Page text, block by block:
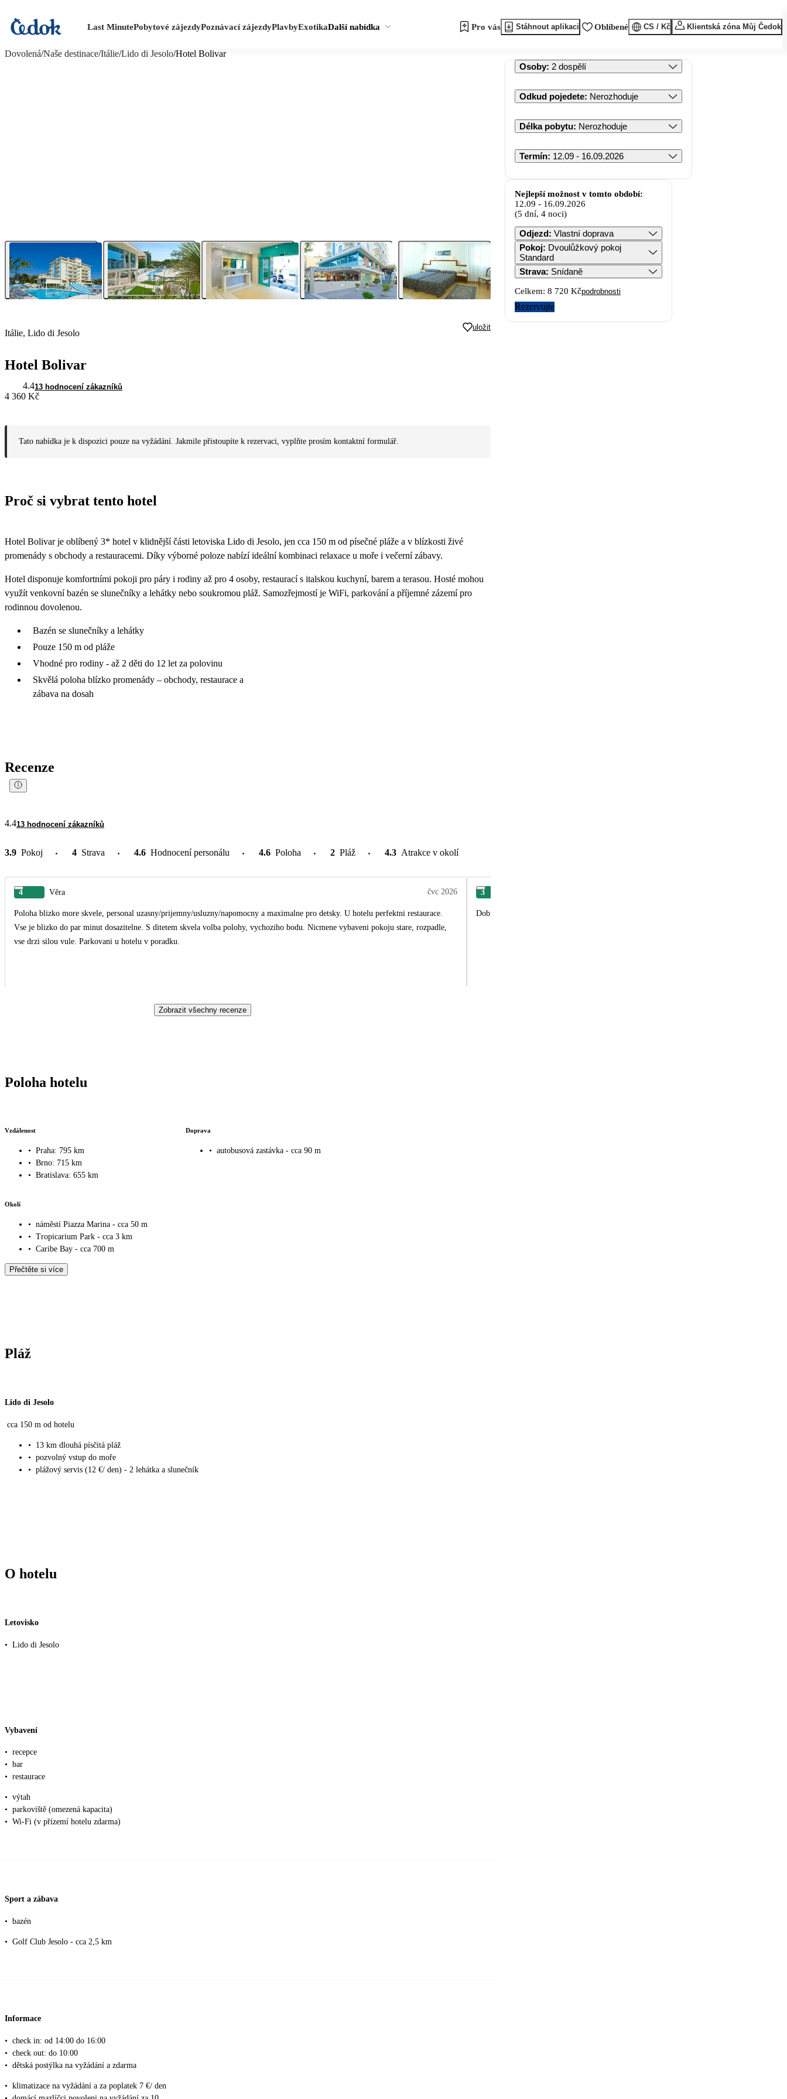
Last MinutePobytové zájezdyPoznávací zájezdyPlavbyExotikaDalší nabídka Pro vás Stáhnout aplikaci Oblíbené CS / Kč Klientská zóna Můj Čedok
Dovolená/Naše destinace/Itálie/Lido di Jesolo/Hotel Bolivar
Itálie, Lido di Jesolo
uložit
Hotel Bolivar
4.413 hodnocení zákazníků
4 360 Kč
Tato nabídka je k dispozici pouze na vyžádání. Jakmile přistoupíte k rezervaci, vyplňte prosím kontaktní formulář.
Proč si vybrat tento hotel
Hotel Bolivar je oblíbený 3* hotel v klidnější části letoviska Lido di Jesolo, jen cca 150 m od písečné pláže a v blízkosti živé
promenády s obchody a restauracemi. Díky výborné poloze nabízí ideální kombinaci relaxace u moře i večerní zábavy.
Hotel disponuje komfortními pokoji pro páry i rodiny až pro 4 osoby, restaurací s italskou kuchyní, barem a terasou. Hosté mohou
využít venkovní bazén se slunečníky a lehátky nebo soukromou pláž. Samozřejmostí je WiFi, parkování a příjemné zázemí pro
rodinnou dovolenou.
Bazén se slunečníky a lehátky
Pouze 150 m od pláže
Vhodné pro rodiny - až 2 děti do 12 let za polovinu
Skvělá poloha blízko promenády – obchody, restaurace a
zábava na dosah
Recenze
4.413 hodnocení zákazníků
3.9 Pokoj 4 Strava 4.6 Hodnocení personálu 4.6 Poloha 2 Pláž 4.3 Atrakce v okolí
4 Věra čvc 2026
Poloha blizko more skvele, personal uzasny/prijemny/usluzny/napomocny a maximalne pro detsky. U hotelu perfektni restaurace.
Vse je blizko do par minut dosazitelne. S ditetem skvela volba polohy, vychoziho bodu. Nicmene vybaveni pokoju stare, rozpadle,
vse drzi silou vule. Parkovani u hotelu v poradku.
3
Dobrý
Zobrazit všechny recenze
Poloha hotelu
Vzdálenost
• Praha: 795 km
• Brno: 715 km
• Bratislava: 655 km
Doprava
• autobusová zastávka - cca 90 m
Okolí
• náměstí Piazza Marina - cca 50 m
• Tropicarium Park - cca 3 km
• Caribe Bay - cca 700 m
Přečtěte si více
Pláž
Lido di Jesolo
cca 150 m od hotelu
•
13 km dlouhá písčitá pláž
• pozvolný vstup do moře
• plážový servis (12 €/ den) - 2 lehátka a slunečník
O hotelu
Letovisko
• Lido di Jesolo
Vybavení
• recepce
• bar
• restaurace
• výtah
• parkoviště (omezená kapacita)
• Wi-Fi (v přízemí hotelu zdarma)
Sport a zábava
• bazén
• Golf Club Jesolo - cca 2,5 km
Informace
• check in: od 14:00 do 16:00
• check out: do 10:00
• dětská postýlka na vyžádání a zdarma
• klimatizace na vyžádání a za poplatek 7 €/ den
Osoby: 2 dospělí
Odkud pojedete: Nerozhoduje
Délka pobytu: Nerozhoduje
Termín: 12.09 - 16.09.2026
Nejlepší možnost v tomto období:
12.09 - 16.09.2026
(5 dní, 4 noci)
Odjezd: Vlastní doprava
Pokoj: Dvoulůžkový pokoj
Standard
Strava: Snídaně
Celkem: 8 720 Kčpodrobnosti
Rezervujte